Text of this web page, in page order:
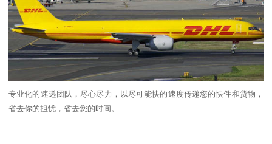
专业化的速递团队，尽心尽力，以尽可能快的速度传递您的快件和货物，
省去你的担忧，省去您的时间。